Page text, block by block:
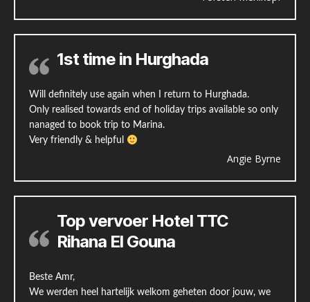
1st time in Hurghada
Will definitely use again when I return to Hurghada.
Only realised towards end of holiday trips available so only
nanaged to book trip to Marina.
Very friendly & helpful
Angie Byrne
Top vervoer Hotel TTC
Rihana El Gouna
Beste Amr,
We werden heel hartelijk welkom geheten door jouw, we